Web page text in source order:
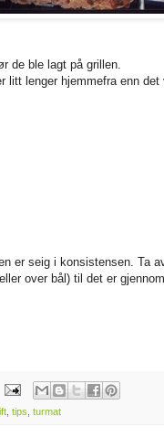
de ble lagt på grillen.
litt lenger hjemmefra enn det
er seig i konsistensen. Ta
over bål) til det er
tips turmat